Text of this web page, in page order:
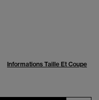
Informations Taille Et Coupe